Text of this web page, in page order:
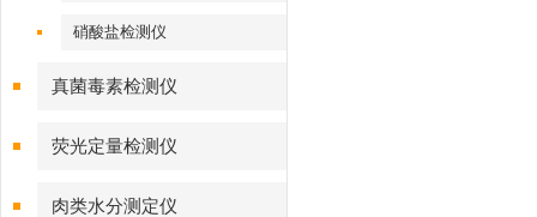
硝酸盐检测仪
真菌毒素检测仪
荧光定量检测仪
肉类水分测定仪